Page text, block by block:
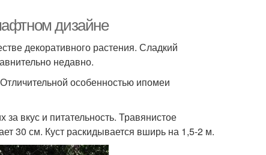
дизайне
декоративного растения. Сладкий
недавно.
особенностью ипомеи
вкус и питательность. Травянистое
30 см. Куст раскидывается вширь на 1,5-2 м.